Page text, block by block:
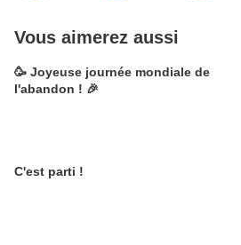
Vous aimerez aussi
🥳 Joyeuse journée mondiale de
l'abandon ! 🎉
C'est parti !